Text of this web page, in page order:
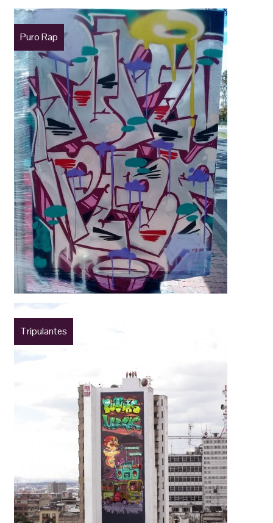
Puro Rap
Tripulantes